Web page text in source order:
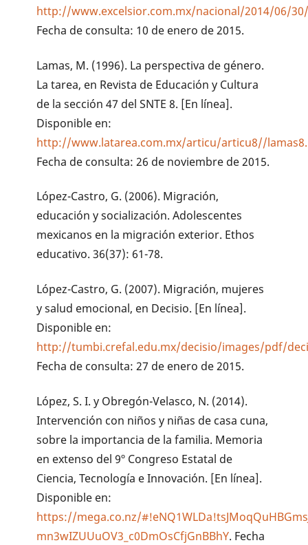
http://www.excelsior.com.mx/nacional/2014/06/
Fecha de consulta: 10 de enero de 2015.
Lamas, M. (1996). La perspectiva de género.
La tarea, en Revista de Educación y Cultura
de la sección 47 del SNTE 8. [En línea].
Disponible en:
http://www.latarea.com.mx/articu/articu8//
Fecha de consulta: 26 de noviembre de 2015.
López-Castro, G. (2006). Migración,
educación y socialización. Adolescentes
mexicanos en la migración exterior. Ethos
educativo. 36(37): 61-78.
López-Castro, G. (2007). Migración, mujeres
y salud emocional, en Decisio. [En línea].
Disponible en:
http://tumbi.crefal.edu.mx/decisio/images/pdf/
Fecha de consulta: 27 de enero de 2015.
López, S. I. y Obregón-Velasco, N. (2014).
Intervención con niños y niñas de casa cuna,
sobre la importancia de la familia. Memoria
en extenso del 9º Congreso Estatal de
Ciencia, Tecnología e Innovación. [En línea].
Disponible en:
https://mega.co.nz/
mn3wIZUUuOV3_c0DmOsCfjGnBBhY. Fecha